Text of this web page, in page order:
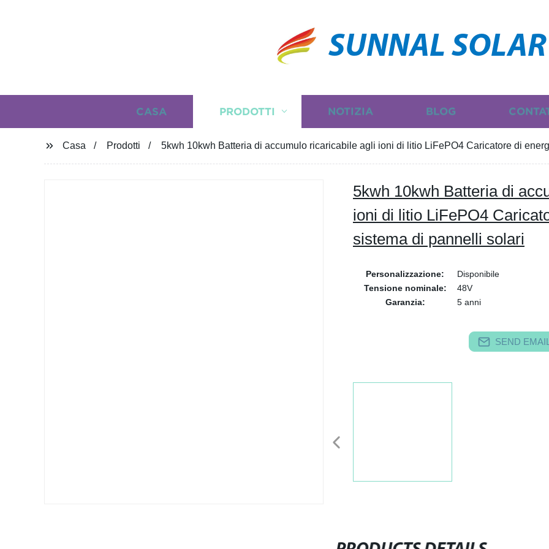
SUNNAL SOLAR
CASA PRODOTTI NOTIZIA BLOG
Casa Prodotti 5kwh 10kwh Batteria di accumulo ricaricabile agli ioni di litio LiFePO4 Caricatore di
5kwh 10kwh Batteria di
ioni di litio LiFePO4
sistema di pannelli solari
Personalizzazione:
Disponibile
Tensione nominale:
48V
Garanzia:
5 anni
SEND